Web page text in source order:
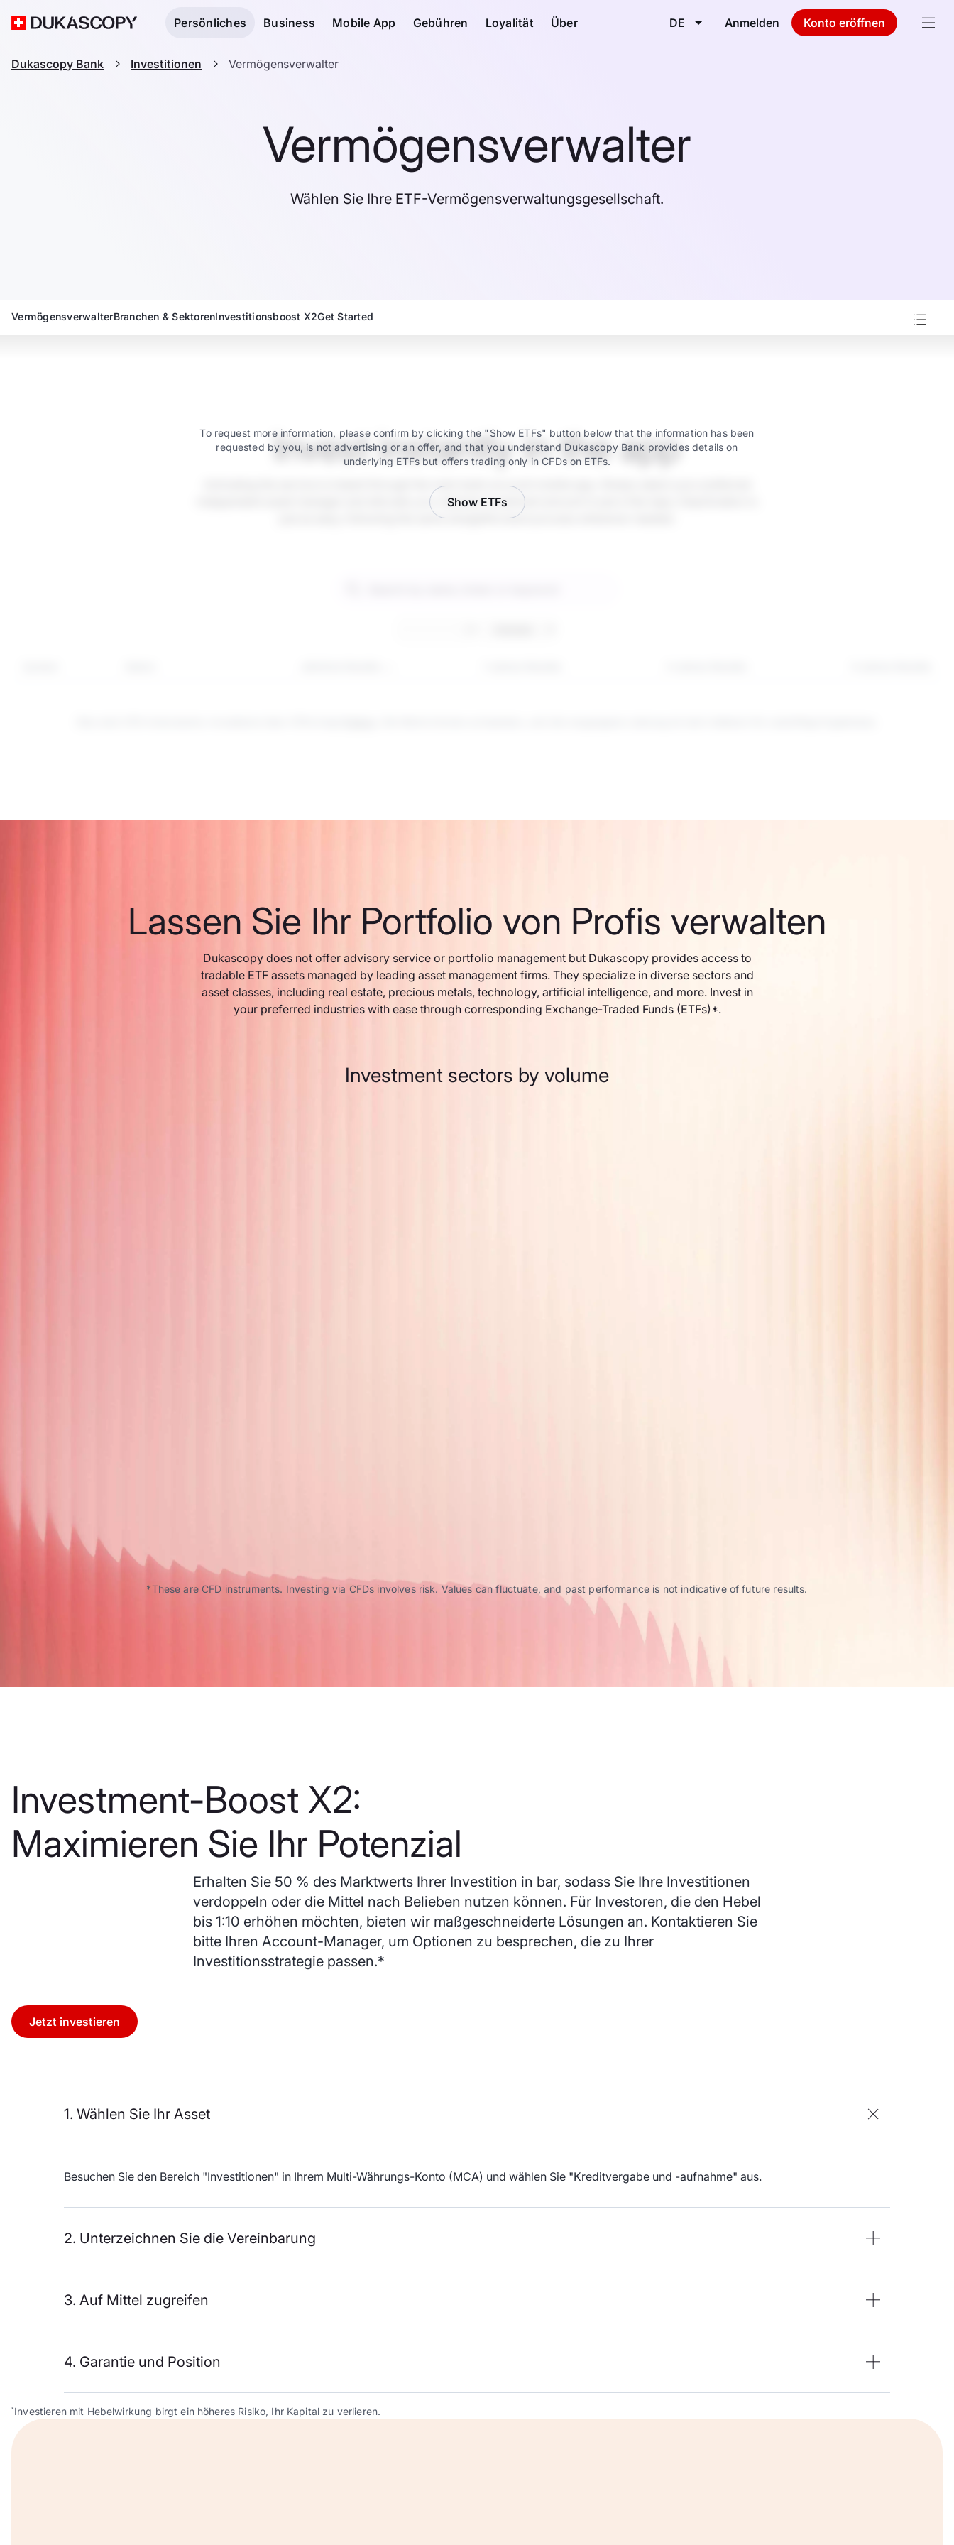
Persönliches Business Mobile App Gebühren Loyalität Über DE Anmelden Konto eröffnen
Dukascopy Bank Investitionen Vermögensverwalter
Vermögensverwalter
Wählen Sie Ihre ETF-Vermögensverwaltungsgesellschaft.
VermögensverwalterBranchen & SektorenInvestitionsboost X2Get Started
Invest instantly in the app
Activating the service is instant through the main bank account mobile app. Simply select your preferred
independent asset manager and allocate your desired investment amount in just a few taps. Deactivation is
just as easy, following the same straightforward process whenever needed.
To request more information, please confirm by clicking the "Show ETFs" button below that the information has been
requested by you, is not advertising or an offer, and that you understand Dukascopy Bank provides details on
underlying ETFs but offers trading only in CFDs on ETFs.
Show ETFs
Lassen Sie Ihr Portfolio von Profis verwalten
Dukascopy does not offer advisory service or portfolio management but Dukascopy provides access to
tradable ETF assets managed by leading asset management firms. They specialize in diverse sectors and
asset classes, including real estate, precious metals, technology, artificial intelligence, and more. Invest in
your preferred industries with ease through corresponding Exchange-Traded Funds (ETFs)*.
Investment sectors by volume
*These are CFD instruments. Investing via CFDs involves risk. Values can fluctuate, and past performance is not indicative of future results.
Investment-Boost X2:
Maximieren Sie Ihr Potenzial
Erhalten Sie 50 % des Marktwerts Ihrer Investition in bar, sodass Sie Ihre Investitionen
verdoppeln oder die Mittel nach Belieben nutzen können. Für Investoren, die den Hebel
bis 1:10 erhöhen möchten, bieten wir maßgeschneiderte Lösungen an. Kontaktieren Sie
bitte Ihren Account-Manager, um Optionen zu besprechen, die zu Ihrer
Investitionsstrategie passen.*
Jetzt investieren
1. Wählen Sie Ihr Asset
Besuchen Sie den Bereich "Investitionen" in Ihrem Multi-Währungs-Konto (MCA) und wählen Sie "Kreditvergabe und -aufnahme" aus.
2. Unterzeichnen Sie die Vereinbarung
3. Auf Mittel zugreifen
4. Garantie und Position
* Investieren mit Hebelwirkung birgt ein höheres Risiko, Ihr Kapital zu verlieren.